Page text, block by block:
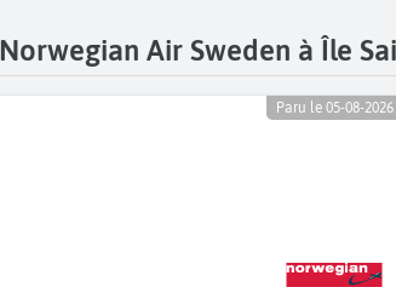
Air Sweden à Île
Paru le 05-08-2026